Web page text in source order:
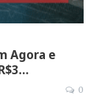
Agora e
0